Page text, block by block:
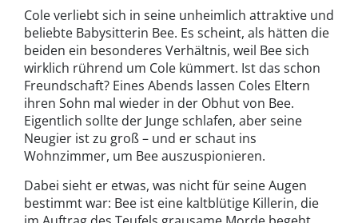
Cole verliebt sich in seine unheimlich attraktive und
beliebte Babysitterin Bee. Es scheint, als hätten die
beiden ein besonderes Verhältnis, weil Bee sich
wirklich rührend um Cole kümmert. Ist das schon
Freundschaft? Eines Abends lassen Coles Eltern
ihren Sohn mal wieder in der Obhut von Bee.
Eigentlich sollte der Junge schlafen, aber seine
Neugier ist zu groß – und er schaut ins
Wohnzimmer, um Bee auszuspionieren.
Dabei sieht er etwas, was nicht für seine Augen
bestimmt war: Bee ist eine kaltblütige Killerin, die